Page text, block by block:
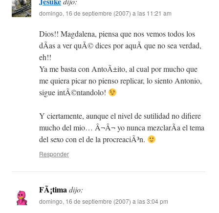
domingo, 16 de septiembre (2007) a las 11:21 am
Dios!! Magdalena, piensa que nos vemos todos los
dÃ­as a ver quÃ© dices por aquÃ­ que no sea verdad,
eh!!
Ya me basta con AntoÃ±ito, al cual por mucho que
me quiera picar no pienso replicar, lo siento Antonio,
sigue intÃ©ntandolo!
Y ciertamente, aunque el nivel de sutilidad no difiere
mucho del mio… Â¬Â¬ yo nunca mezclarÃ­a el tema
del sexo con el de la procreaciÃ³n.
Responder
FÃ¡timadijo:
domingo, 16 de septiembre (2007) a las 3:04 pm